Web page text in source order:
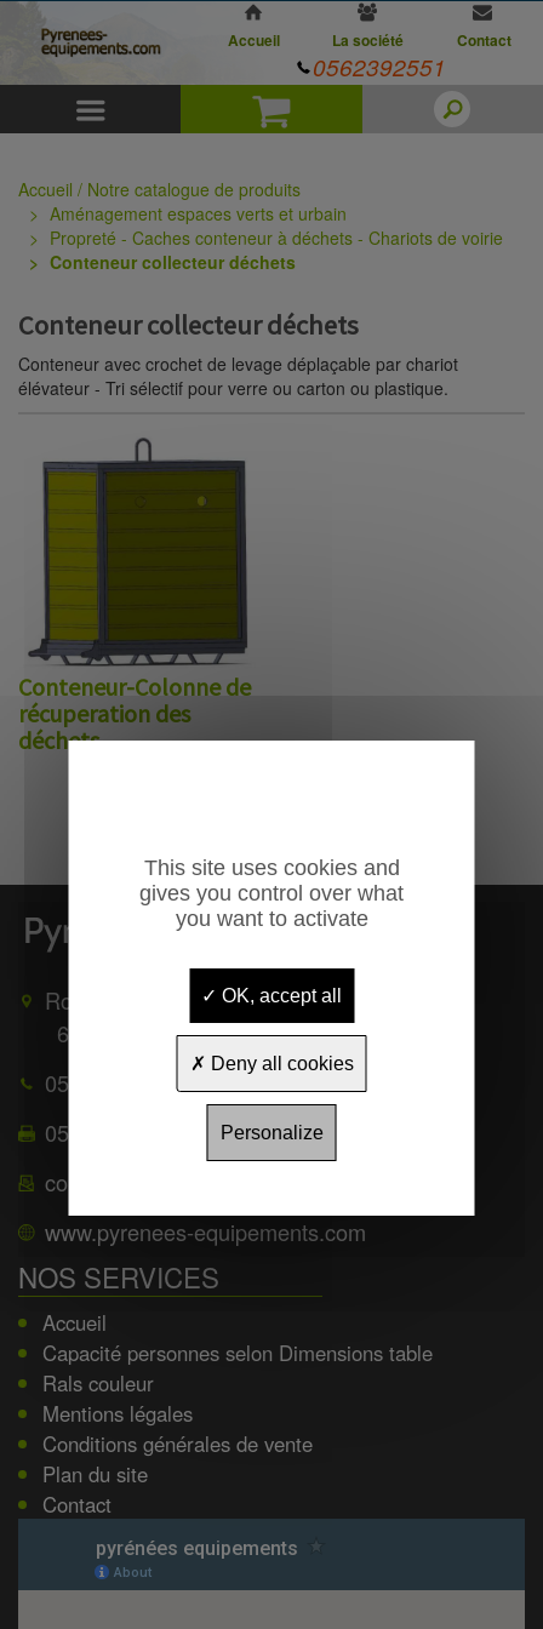
Panier
Accueil La société Contact
0562392551
Accueil / Notre catalogue de produits
Aménagement espaces verts et urbain
Propreté - Caches conteneur à déchets - Chariots de voirie
Conteneur collecteur déchets
Conteneur collecteur déchets
Conteneur avec crochet de levage déplaçable par chariot
élévateur - Tri sélectif pour verre ou carton ou plastique.
Conteneur-Colonne de
récuperation des
déchets
Route de Mauléon
65370
TROUBAT
05 62 39 25 51
05 62 39 22 55
contact@pyrenees-equipements.com
www.pyrenees-equipements.com
NOS SERVICES
Accueil
Capacité personnes selon Dimensions table
Rals couleur
Mentions légales
Conditions générales de vente
Plan du site
Contact
This site uses cookies and
gives you control over what
you want to activate
OK, accept all
Deny all cookies
Personalize